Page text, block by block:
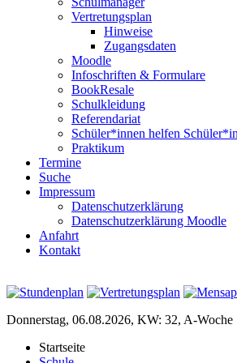
Vertretungsplan
Hinweise
Zugangsdaten
Moodle
Infoschriften & Formulare
BookResale
Schulkleidung
Referendariat
Schüler*innen helfen
Praktikum
Termine
Suche
Impressum
Datenschutzerklärung
Datenschutzerklärung Moodle
Anfahrt
Kontakt
Donnerstag, 06.08.2026, KW: 32, A-Woche
Startseite